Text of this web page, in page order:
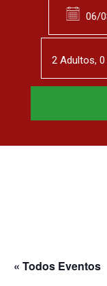
« Todos Eventos
2 Adultos, 0